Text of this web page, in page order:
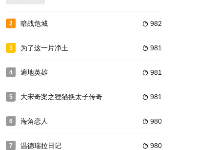
杨天柱等人，在中国共产党的培养教育下，在战火的洗
的千年纠葛爱情的故事。
今年花生销路出现问题，卖花生这个任务阴差阳错落在了村里大
2  982
暗战危城
3  981
为了这一片净土
4  981
遍地英雄
5  981
大宋奇案之狸猫换太子传奇
6  980
海角恋人
7  980
温德瑞拉日记